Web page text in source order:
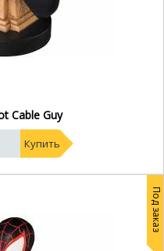
Cable Guy
Купить
Под заказ